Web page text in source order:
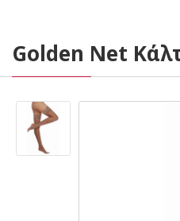
Golden Net